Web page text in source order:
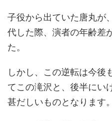
子役から出ていた唐丸が
代した際、演者の年齢差
た。
しかし、この逆転は今後
てこの滝沢と、後半にい
甚だしいものとなります。